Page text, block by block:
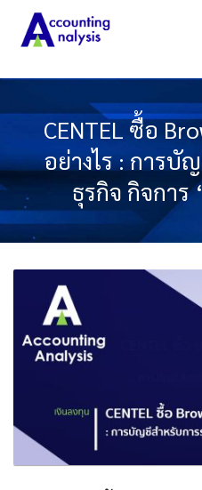
CENTEL ซื้อ
อย่างไร : การบั
ธุรกิจ กิจการ